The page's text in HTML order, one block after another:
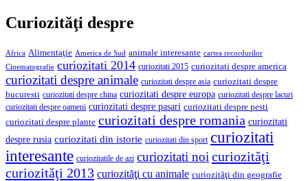
Curiozităţi despre
Africa Alimentaţie America de Sud animale interesante cartea recordurilor
Cinematografie curiozitati 2014 curiozitati 2015 curiozitati despre america
curiozitati despre animale curiozitati despre asia curiozitati despre
bucuresti curiozitati despre china curiozitati despre europa curiozitati despre lacuri
curiozitati despre oameni curiozitati despre pasari curiozitati despre pesti
curiozitati despre plante curiozitati despre romania curiozitati
despre rusia curiozitati din istorie curiozitati din sport curiozitati
interesante curiozitatile de azi curiozitati noi curiozităţi
curiozităţi 2013 curiozităţi cu animale curiozităţi din geografie